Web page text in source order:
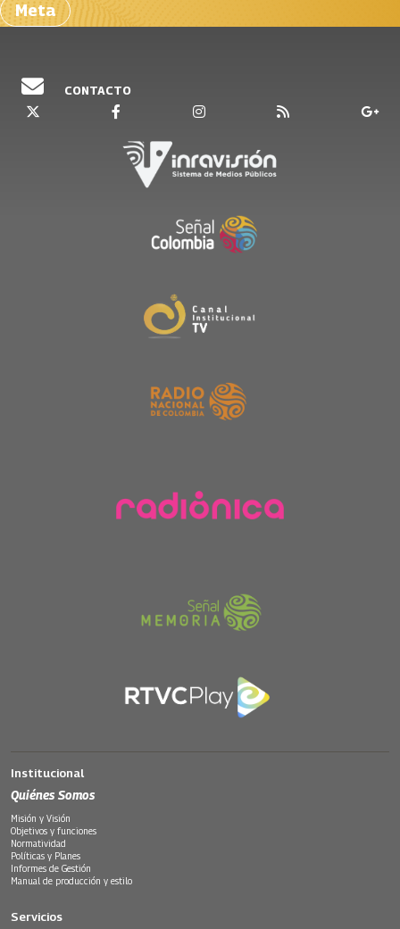
Meta
CONTACTO
Institucional
Quiénes Somos
Misión y Visión
Objetivos y funciones
Normatividad
Políticas y Planes
Informes de Gestión
Manual de producción y estilo
Servicios